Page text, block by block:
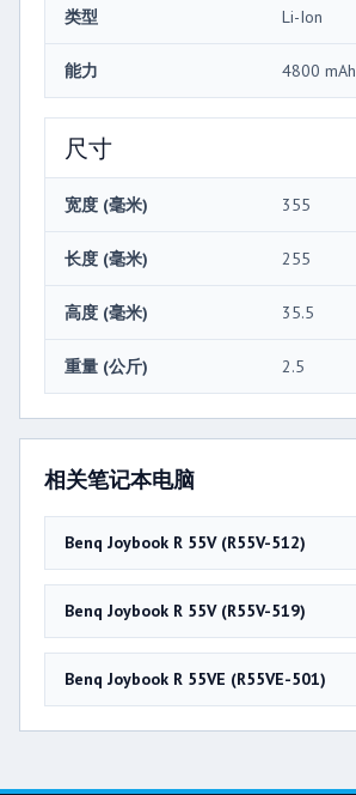
类型 Li-Ion
能力 4800 mAh
尺寸
宽度 (毫米) 355
长度 (毫米) 255
高度 (毫米) 35.5
重量 (公斤) 2.5
相关笔记本电脑
Benq Joybook R 55V (R55V-512)
Benq Joybook R 55V (R55V-519)
Benq Joybook R 55VE (R55VE-501)